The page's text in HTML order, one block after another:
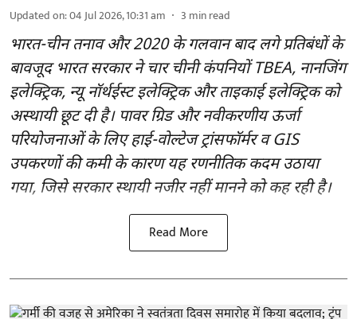
Updated on:04 Jul 2026, 10:31 am 3 min read
भारत-चीन तनाव और 2020 के गलवान बाद लगे प्रतिबंधों के
बावजूद भारत सरकार ने चार चीनी कंपनियों TBEA, नानजिंग
इलेक्ट्रिक, न्यू नॉर्थईस्ट इलेक्ट्रिक और ताइकाई इलेक्ट्रिक को
अस्थायी छूट दी है। पावर ग्रिड और नवीकरणीय ऊर्जा
परियोजनाओं के लिए हाई-वोल्टेज ट्रांसफॉर्मर व GIS
उपकरणों की कमी के कारण यह रणनीतिक कदम उठाया
गया, जिसे सरकार स्थायी नजीर नहीं मानने को कह रही है।
Read More